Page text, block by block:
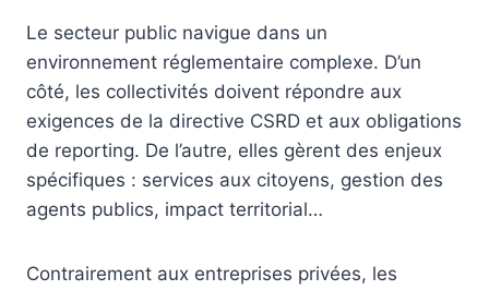
Le secteur public navigue dans un
environnement réglementaire complexe. D’un
côté, les collectivités doivent répondre aux
exigences de la directive CSRD et aux obligations
de reporting. De l’autre, elles gèrent des enjeux
spécifiques : services aux citoyens, gestion des
agents publics, impact territorial…
Contrairement aux entreprises privées, les